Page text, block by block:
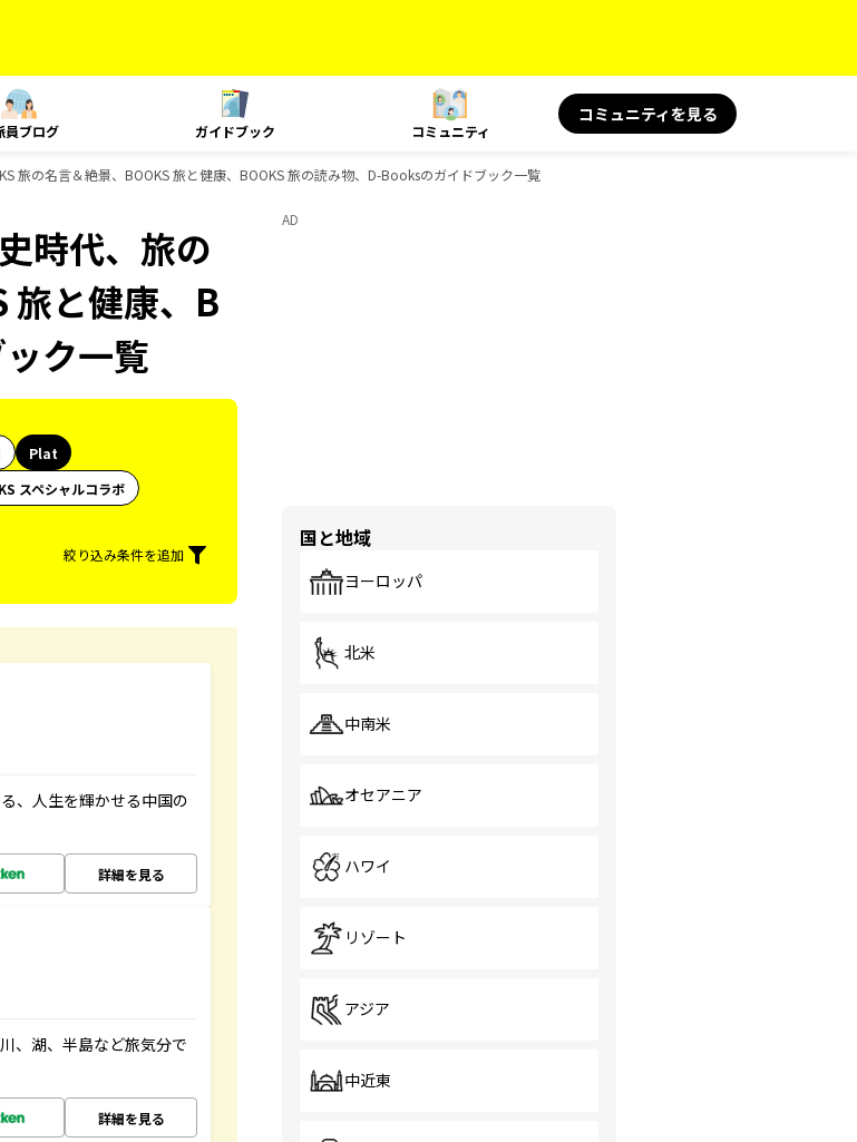
員ブログ ガイドブック コミュニティ
コミュニティを見る
旅の名言＆絶景、BOOKS 旅と健康、BOOKS 旅の読み物、D-Booksのガイドブック一覧
時代、旅の
旅と健康、B
ク一覧
Plat
スペシャルコラボ
絞り込み条件を追加
、人生を輝かせる中国の
詳細を見る
、湖、半島など旅気分で
詳細を見る
AD
国と地域
ヨーロッパ
北米
中南米
オセアニア
ハワイ
リゾート
アジア
中近東